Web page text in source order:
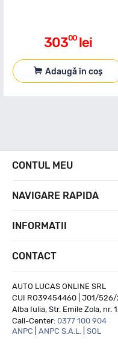
30300 lei
Adaugă în coș
CONTUL MEU
NAVIGARE RAPIDA
INFORMATII
CONTACT
AUTO LUCAS ONLINE SRL
CUI RO39454460 | J01/
Alba Iulia, Str. Emile Zola, nr.
Call-Center: 0377 100 904
ANPC
ANPC S.A.L. SOL